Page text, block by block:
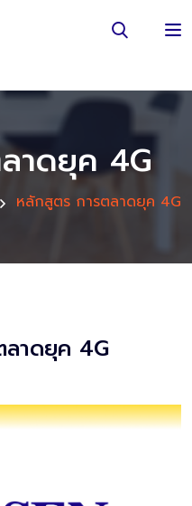
าดยุค 4G
หลักสูตร การตลาดยุค 4G
าดยุค 4G